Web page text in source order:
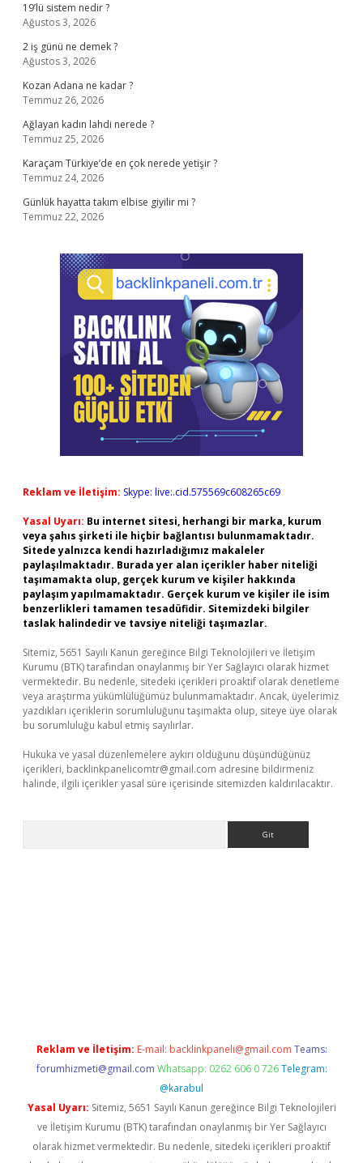
19’lü sistem nedir ?
Ağustos 3, 2026
2 iş günü ne demek ?
Ağustos 3, 2026
Kozan Adana ne kadar ?
Temmuz 26, 2026
Ağlayan kadın lahdi nerede ?
Temmuz 25, 2026
Karaçam Türkiye’de en çok nerede yetişir ?
Temmuz 24, 2026
Günlük hayatta takım elbise giyilir mi ?
Temmuz 22, 2026
Reklam ve İletişim: Skype: live:.cid.575569c608265c69
Yasal Uyarı: Bu internet sitesi, herhangi bir marka, kurum
veya şahıs şirketi ile hiçbir bağlantısı bulunmamaktadır.
Sitede yalnızca kendi hazırladığımız makaleler
paylaşılmaktadır. Burada yer alan içerikler haber niteliği
taşımamakta olup, gerçek kurum ve kişiler hakkında
paylaşım yapılmamaktadır. Gerçek kurum ve kişiler ile isim
benzerlikleri tamamen tesadüfidir. Sitemizdeki bilgiler
taslak halindedir ve tavsiye niteliği taşımazlar.
Sitemiz, 5651 Sayılı Kanun gereğince Bilgi Teknolojileri ve İletişim
Kurumu (BTK) tarafından onaylanmış bir Yer Sağlayıcı olarak hizmet
vermektedir. Bu nedenle, sitedeki içerikleri proaktif olarak denetleme
veya araştırma yükümlülüğümüz bulunmamaktadır. Ancak, üyelerimiz
yazdıkları içeriklerin sorumluluğunu taşımakta olup, siteye üye olarak
bu sorumluluğu kabul etmiş sayılırlar.
Hukuka ve yasal düzenlemelere aykırı olduğunu düşündüğünüz
içerikleri, backlinkpanelicomtr@gmail.com adresine bildirmeniz
halinde, ilgili içerikler yasal süre içerisinde sitemizden kaldırılacaktır.
Reklam ve İletişim: E-mail: backlinkpaneli@gmail.com Teams:
forumhizmeti@gmail.com Whatsapp: 0262 606 0 726 Telegram:
@karabul
Yasal Uyarı: Sitemiz, 5651 Sayılı Kanun gereğince Bilgi Teknolojileri
ve İletişim Kurumu (BTK) tarafından onaylanmış bir Yer Sağlayıcı
olarak hizmet vermektedir. Bu nedenle, sitedeki içerikleri proaktif